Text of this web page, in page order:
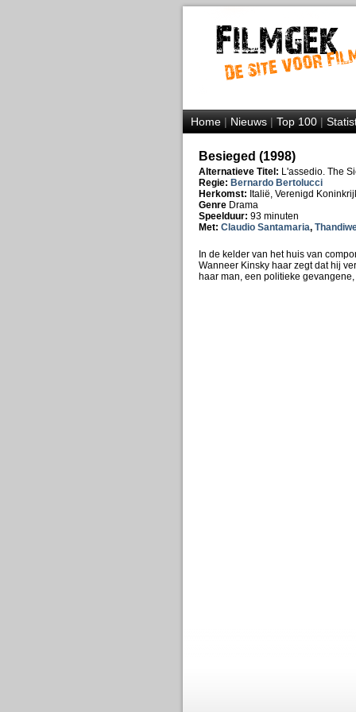
Home|Nieuws|Top 100|
Besieged (1998)
Alternatieve Titel: L'assedio. The
Regie: Bernardo Bertolucci
Herkomst: Italië, Verenigd
Genre Drama
Speelduur: 93 minuten
Met: Claudio Santamaria,
In de kelder van het huis van
Wanneer Kinsky haar zegt dat hij
haar man, een politieke